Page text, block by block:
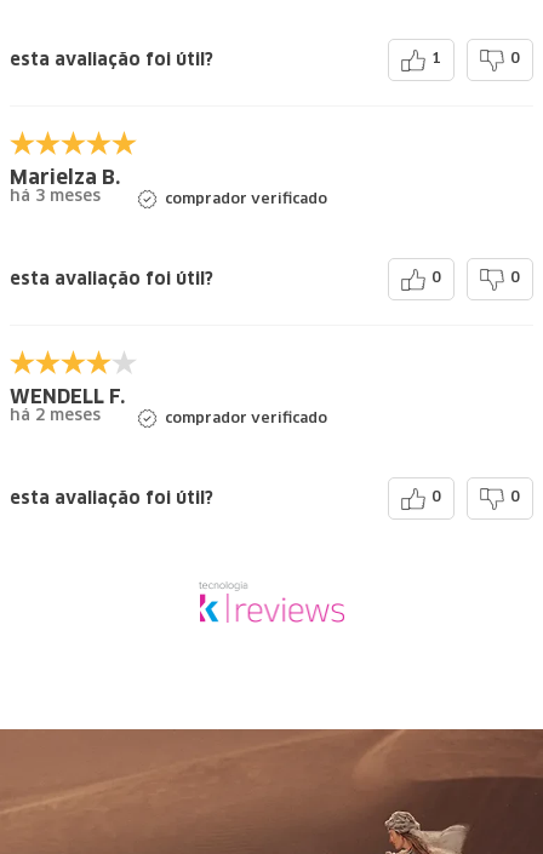
esta avaliação foi útil? 1 0
Marielza B.
há 3 meses comprador verificado
esta avaliação foi útil? 0 0
WENDELL F.
há 2 meses comprador verificado
esta avaliação foi útil? 0 0